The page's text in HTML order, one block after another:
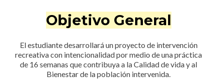
Objetivo General
El estudiante desarrollará un proyecto de intervención
recreativa con intencionalidad por medio de una práctica
de 16 semanas que contribuya a la Calidad de vida y al
Bienestar de la población intervenida.